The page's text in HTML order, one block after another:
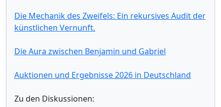
Die Mechanik des Zweifels: Ein rekursives Audit der
künstlichen Vernunft.
Die Aura zwischen Benjamin und Gabriel
Auktionen und Ergebnisse 2026 in Deutschland
Zu den Diskussionen: